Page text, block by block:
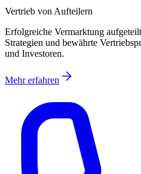
Vertrieb von Aufteilern
Erfolgreiche Vermarktung
Strategien und bewährte
und Investoren.
Mehr erfahren